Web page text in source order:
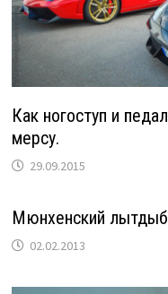
Как ногоступ и
мерсу.
29.09.2015
Мюнхенский
02.02.2013